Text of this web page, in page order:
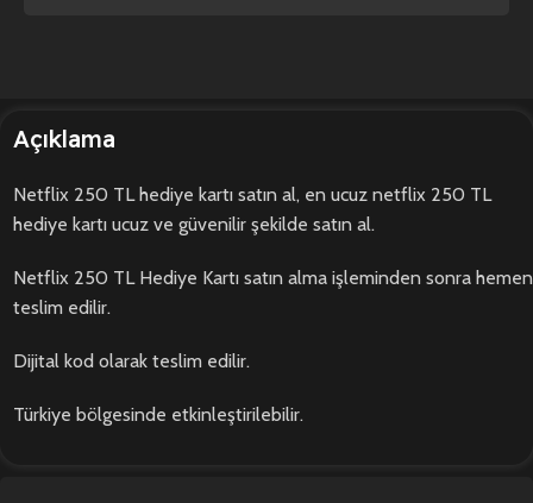
Açıklama
Netflix 250 TL hediye kartı satın al, en ucuz netflix 250 TL
hediye kartı ucuz ve güvenilir şekilde satın al.
Netflix 250 TL Hediye Kartı satın alma işleminden sonra hemen
teslim edilir.
Dijital kod olarak teslim edilir.
Türkiye bölgesinde etkinleştirilebilir.